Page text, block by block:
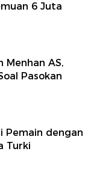
6 Juta
Menhan AS,
Pasokan
Pemain dengan
Turki